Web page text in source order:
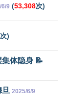
9 (53,308次)
次)
体隐身 📝
旦 2025/6/9